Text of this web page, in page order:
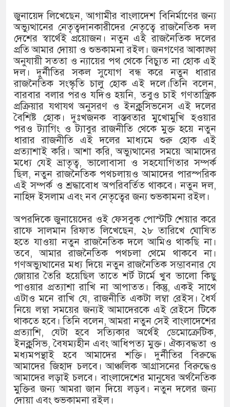
অবশেষে পদত্যাগ করলেন ভারতের শিক্ষামন্ত্রী
জামায়াত ফেরেশতাদের দল নয়, ভুল হতে পারে:
জুনায়েদ লিখেছেন, আগামীর বাংলাদেশ বিনির্মাণের জন্য
অভ্যুত্থানের নেতৃত্বদানকারীদের নেতৃত্বে রাজনৈতিক দল
দেশের স্বার্থেই প্রয়োজন। নতুন এই রাজনৈতিক দলের
প্রতি আমার দোয়া ও শুভকামনা রইল। জনগণের আকাঙ্ক্ষা
অনুযায়ী সততা ও ন্যায়ের পথ থেকে বিচ্যুত না হোক এই
দল। দুর্নীতির সকল সুযোগ বন্ধ করে নতুন ধারার
রাজনৈতিক সংস্কৃতি চালু হোক এই দলে।তিনি বলেন,
বারবার বলার পরও যদিও হয়নি, তবুও চাই গণতান্ত্রিক
প্রক্রিয়ার যথাযথ অনুসরণ ও ইনক্লুসিভনেস এই দলের
বৈশিষ্ট হোক। দুঃখজনক বাস্তবতার মুখোমুখি হওয়ার
পরও ট্যাগিং ও ট্যাবুর রাজনীতি থেকে মুক্ত হয়ে নতুন
ধারার রাজনীতি এই দলের মাধ্যমে শুরু হোক এই
প্রত্যাশাই করি। আশা করি, অভ্যুত্থানের সময়ে আমাদের
মধ্যে যেই ভ্রাতৃত্ব, ভালোবাসা ও সহযোগিতার সম্পর্ক
ছিল, নতুন রাজনৈতিক পথচলায়ও আমাদের পারস্পরিক
এই সম্পর্ক ও শ্রদ্ধাবোধ অপরিবর্তিত থাকবে। নতুন দল,
নাহিদ ইসলাম এবং নব নেতৃত্বের জন্য শুভকামনা রইল।
অপরদিকে জুনায়েদের ওই ফেসবুক পোস্টটি শেয়ার করে
রাফে সালমান রিফাত লিখেছেন, ২৮ তারিখে ঘোষিত
হতে যাওয়া নতুন রাজনৈতিক দলে আমিও থাকছি না।
তবে, আমার রাজনৈতিক পথচলা থেমে থাকবে না।
গণঅভ্যুত্থানের মধ্য দিয়ে নতুন রাজনৈতিক সম্ভাবনার যে
জোয়ার তৈরি হয়েছিল তাতে শর্ট টার্মে খুব ভালো কিছু
পাওয়ার প্রত্যাশা রাখি না আপাতত। কিন্তু, একই সাথে
এটাও মনে রাখি যে, রাজনীতি একটা লম্বা রেইস। ধৈর্য
নিয়ে লম্বা সময়ের জন্যই আমাদেরকে এই রেইসে টিকে
থাকতে হবে। তিনি বলেন, আমরা নতুন সেই বাংলাদেশের
প্রত্যাশি, যেটা হবে সত্যিকার অর্থেই ডেমোক্রেটিক,
ইনক্লুসিভ, বৈষম্যহীন এবং আধিপত্য মুক্ত। ঐক্যবদ্ধতা ও
মধ্যমপন্থাই হবে আমাদের শক্তি। দুর্নীতির বিরুদ্ধে
আমাদের জিহাদ চলবে। আঞ্চলিক আগ্রাসনের বিরুদ্ধেও
আমাদের লড়াই চলবে। বাংলাদেশের মানুষের অর্থনৈতিক
মুক্তির জন্য আমরা জান দিয়ে লড়ব। নতুন দলের জন্য
দোয়া এবং শুভকামনা রইল।